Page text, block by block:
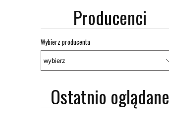
Producenci
Wybierz producenta
Ostatnio oglądane